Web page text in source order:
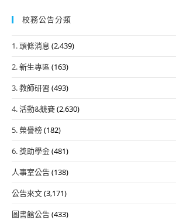
校務公告分類
1. 頭條消息 (2,439)
2. 新生專區 (163)
3. 教師研習 (493)
4. 活動&競賽(2,630)
5. 榮譽榜(182)
6. 獎助學金(481)
人事室公告(138)
公告來文(3,171)
圖書館公告(433)